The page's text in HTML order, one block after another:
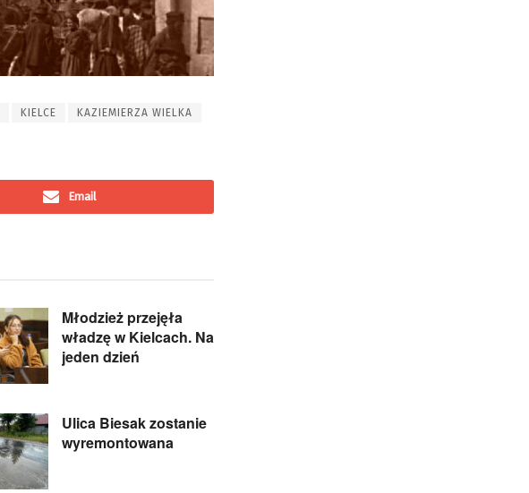
KIELCE KAZIEMIERZA WIELKA
Email
Młodzież przejęła
władzę w Kielcach. Na
jeden dzień
Ulica Biesak zostanie
wyremontowana